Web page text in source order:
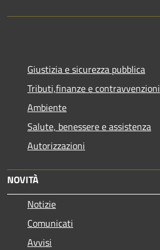
Giustizia e sicurezza pubblica
Tributi,finanze e contravvenzioni
Ambiente
Salute, benessere e assistenza
Autorizzazioni
NOVITÀ
Notizie
Comunicati
Avvisi